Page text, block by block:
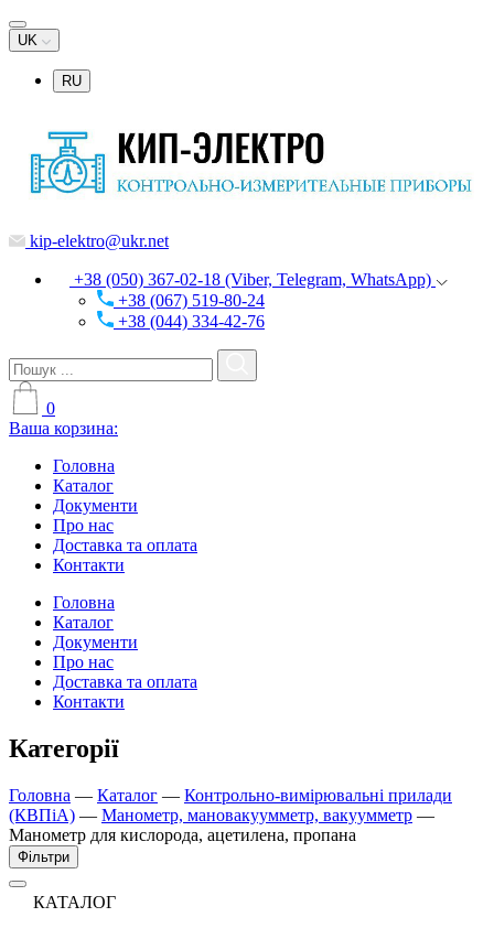
UK
RU
kip-elektro@ukr.net
+38 (050) 367-02-18 (Viber, Telegram, WhatsApp)
+38 (067) 519-80-24
+38 (044) 334-42-76
0
Ваша корзина:
Головна
Каталог
Документи
Про нас
Доставка та оплата
Контакти
Головна
Каталог
Документи
Про нас
Доставка та оплата
Контакти
Категорії
Головна — Каталог — Контрольно-вимірювальні прилади
(КВПіА) — Манометр, мановакуумметр, вакуумметр —
Манометр для кислорода, ацетилена, пропана
Фiльтри
КАТАЛОГ